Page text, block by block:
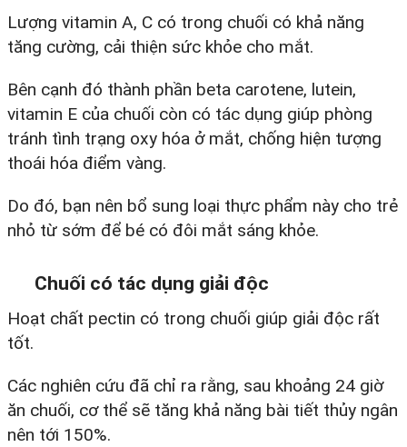
Lượng vitamin A, C có trong chuối có khả năng
tăng cường, cải thiện sức khỏe cho mắt.
Bên cạnh đó thành phần beta carotene, lutein,
vitamin E của chuối còn có tác dụng giúp phòng
tránh tình trạng oxy hóa ở mắt, chống hiện tượng
thoái hóa điểm vàng.
Do đó, bạn nên bổ sung loại thực phẩm này cho trẻ
nhỏ từ sớm để bé có đôi mắt sáng khỏe.
Chuối có tác dụng giải độc
Hoạt chất pectin có trong chuối giúp giải độc rất
tốt.
Các nghiên cứu đã chỉ ra rằng, sau khoảng 24 giờ
ăn chuối, cơ thể sẽ tăng khả năng bài tiết thủy ngân
nên tới 150%.